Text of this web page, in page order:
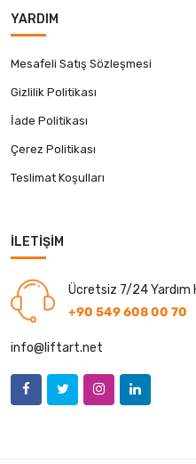
YARDIM
Mesafeli Satış Sözleşmesi
Gizlilik Politikası
İade Politikası
Çerez Politikası
Teslimat Koşulları
İLETIŞIM
Ücretsiz 7/24 Yardım
+90 549 608 00 70
info@liftart.net